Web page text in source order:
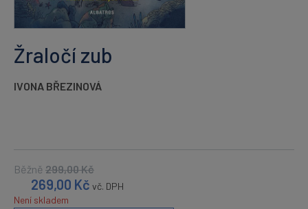
Žraločí zub
IVONA BŘEZINOVÁ
Běžně 299,00Kč
269,00 Kč vč. DPH
Není skladem